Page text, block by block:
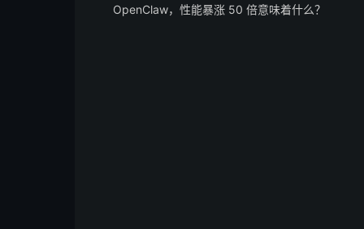
OpenClaw，性能暴涨 50 倍意味着什么？